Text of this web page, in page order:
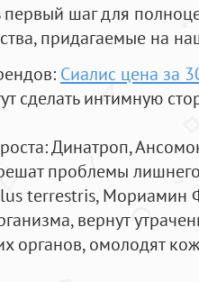
шаг для
придагаемые на
Сиалис цена за
сделать интимную
: Динатроп,
проблемы
terrestris, Мориамин
вернут
органов, омолодят